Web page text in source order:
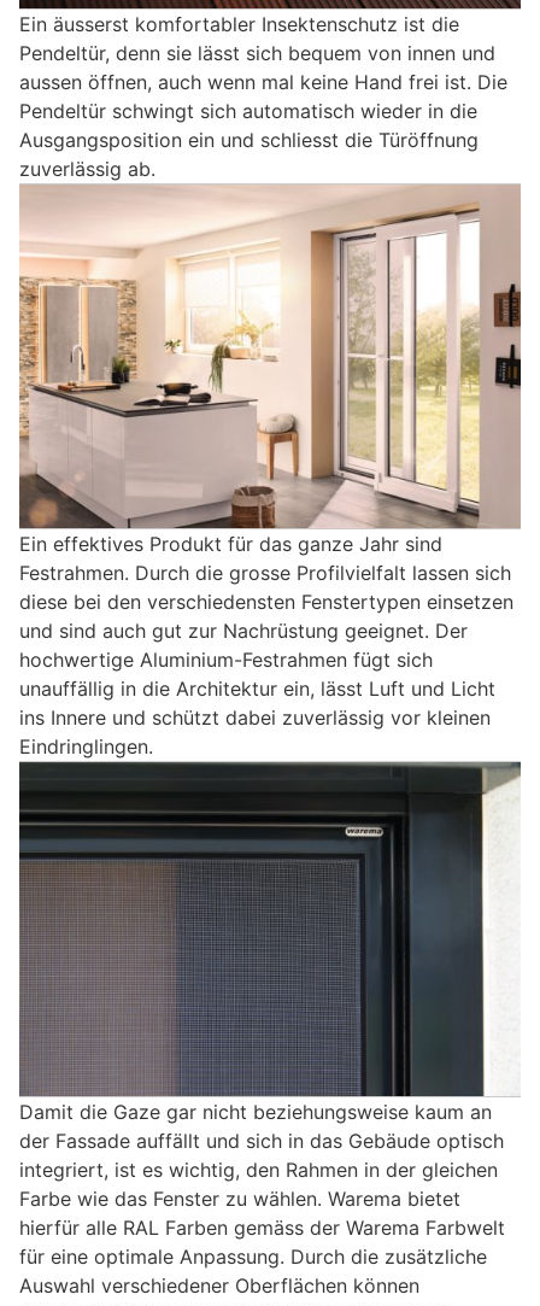
Ein äusserst komfortabler Insektenschutz ist die
Pendeltür, denn sie lässt sich bequem von innen und
aussen öffnen, auch wenn mal keine Hand frei ist. Die
Pendeltür schwingt sich automatisch wieder in die
Ausgangsposition ein und schliesst die Türöffnung
zuverlässig ab.
Ein effektives Produkt für das ganze Jahr sind
Festrahmen. Durch die grosse Profilvielfalt lassen sich
diese bei den verschiedensten Fenstertypen einsetzen
und sind auch gut zur Nachrüstung geeignet. Der
hochwertige Aluminium-Festrahmen fügt sich
unauffällig in die Architektur ein, lässt Luft und Licht
ins Innere und schützt dabei zuverlässig vor kleinen
Eindringlingen.
Damit die Gaze gar nicht beziehungsweise kaum an
der Fassade auffällt und sich in das Gebäude optisch
integriert, ist es wichtig, den Rahmen in der gleichen
Farbe wie das Fenster zu wählen. Warema bietet
hierfür alle RAL Farben gemäss der Warema Farbwelt
für eine optimale Anpassung. Durch die zusätzliche
Auswahl verschiedener Oberflächen können